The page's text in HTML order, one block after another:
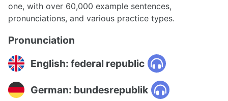
one, with over 60,000 example sentences,
pronunciations, and various practice types.
Pronunciation
English: federal republic
German: bundesrepublik